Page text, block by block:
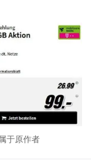
于原作者